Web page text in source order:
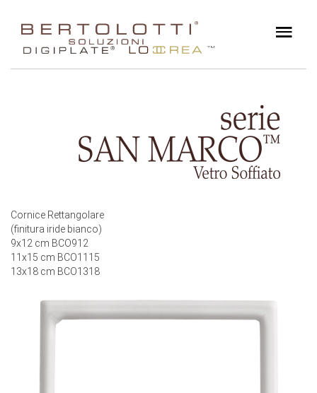
Cornice Rettangolare
(finitura iride bianco)
9x12 cm BCO912
11x15 cm BCO1115
13x18 cm BCO1318